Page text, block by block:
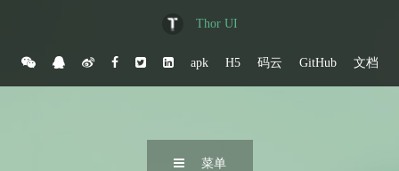
Thor UI
apk H5 码云 GitHub 文档
菜单